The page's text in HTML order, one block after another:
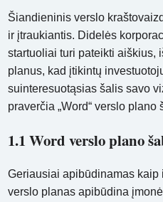
Šiandieninis verslo
ir įtraukiantis. Didelės
startuoliai turi pateikti aiškius,
planus, kad įtikintų
suinteresuotąsias šalis savo
praverčia „Word“ verslo plano
1.1 Word verslo plano
Geriausiai apibūdinamas kaip
verslo planas apibūdina